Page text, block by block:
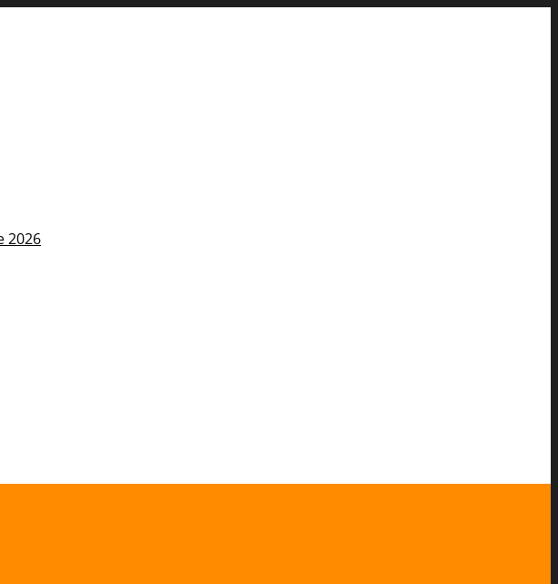
2026